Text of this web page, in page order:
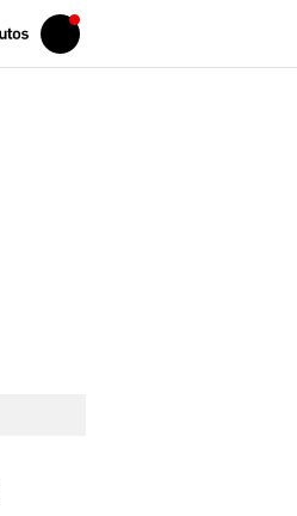
Iniciar
sesión